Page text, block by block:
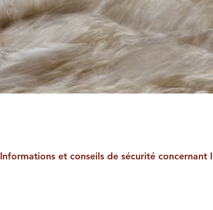
et conseils de sécurité concernant